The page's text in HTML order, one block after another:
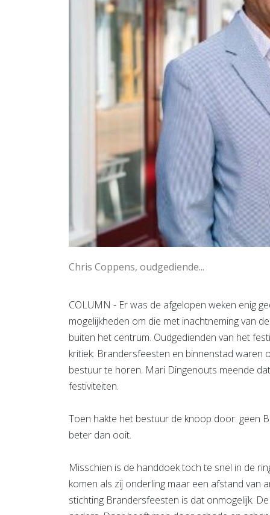
Chris Coppens, oudgediende...
COLUMN - Er was de afgelopen weken enig
mogelijkheden om die met inachtneming van
buiten het centrum. Oudgedienden van het
kritiek: Brandersfeesten en binnenstad waren
bestuur te horen. Mari Dingenouts meende
festiviteiten.
Toen hakte het bestuur de knoop door: geen
beter dan ooit.
Misschien is de handdoek toch te snel in de
komen als zij onderling maar een afstand van
stichting Brandersfeesten is dat onmogelijk.